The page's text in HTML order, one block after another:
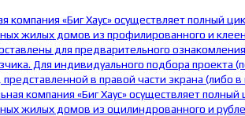
компания «Биг Хаус» осуществляет полный
жилых домов из профилированного и
для предварительного
Для индивидуального подбора проекта
в правой части экрана
компания «Биг Хаус» осуществляет
жилых домов из оцилиндрованного и